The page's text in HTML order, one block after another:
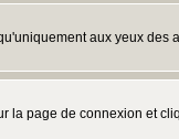
aux yeux des
la page de connexion et